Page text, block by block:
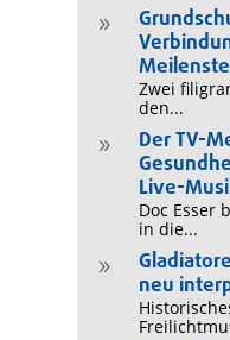
9
Zwei
den...
9
Der TV-
Live-
Doc Esser
in die...
9
neu